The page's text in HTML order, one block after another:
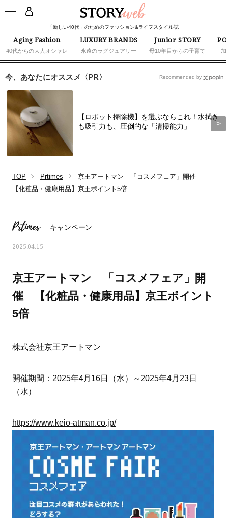
「新しい40代」のためのファッション&ライフスタイル誌
Aging Fashion
40代からの大人オシャレ
LUXURY BRANDS
永遠のラグジュアリー
Junior STORY
母10年目からの子育て
すす
ママとパパに贈る「ジェンダーレ
今、あなたにオススメ〈PR〉
【ロボット掃除機】を選ぶならこれ！水拭き
も吸引力も、圧倒的な「清掃能力」
Recommended by
TOP Prtimes
京王アートマン 「コスメフェア」開催
【化粧品・健康用品】京王ポイント5倍
Prtimes キャンペーン
2025.04.15
京王アートマン 「コスメフェア」開
催 【化粧品・健康用品】京王ポイント
5倍
株式会社京王アートマン
開催期間：2025年4月16日（水）～2025年4月23日
（水）
https://www.keio-atman.co.jp/